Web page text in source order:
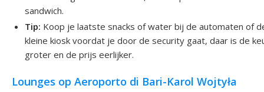
sandwich.
Tip: Koop je laatste snacks of water bij de automaten of
kleine kiosk voordat je door de security gaat, daar is de
groter en de prijs eerlijker.
Lounges op Aeroporto di Bari-Karol Wojtyła